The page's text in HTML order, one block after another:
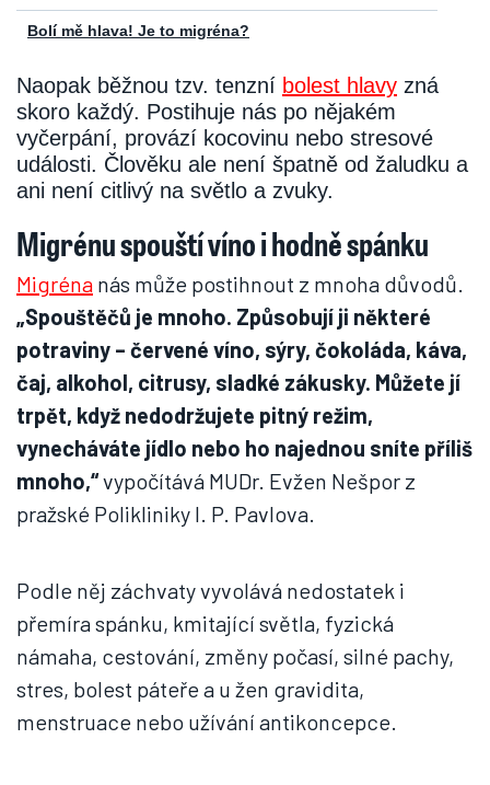
Bolí mě hlava! Je to migréna?
Naopak běžnou tzv. tenzní bolest hlavy zná
skoro každý. Postihuje nás po nějakém
vyčerpání, provází kocovinu nebo stresové
události. Člověku ale není špatně od žaludku a
ani není citlivý na světlo a zvuky.
Migrénu spouští víno i hodně spánku
Migréna nás může postihnout z mnoha důvodů.
„Spouštěčů je mnoho. Způsobují ji některé
potraviny – červené víno, sýry, čokoláda, káva,
čaj, alkohol, citrusy, sladké zákusky. Můžete jí
trpět, když nedodržujete pitný režim,
vynecháváte jídlo nebo ho najednou sníte příliš
mnoho,“vypočítává MUDr. Evžen Nešpor z
pražské Polikliniky I. P. Pavlova.
Podle něj záchvaty vyvolává nedostatek i
přemíra spánku, kmitající světla, fyzická
námaha, cestování, změny počasí, silné pachy,
stres, bolest páteře a u žen gravidita,
menstruace nebo užívání antikoncepce.